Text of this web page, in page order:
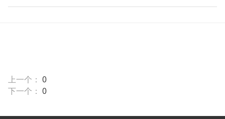
上一个： 0
下一个： 0